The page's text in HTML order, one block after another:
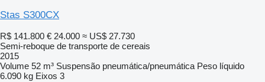
Stas S300CX
R$ 141.800 € 24.000 ≈ US$ 27.730
Semi-reboque de transporte de cereais
2015
Volume 52 m³ Suspensão pneumática/pneumática Peso líquido
6.090 kg Eixos 3